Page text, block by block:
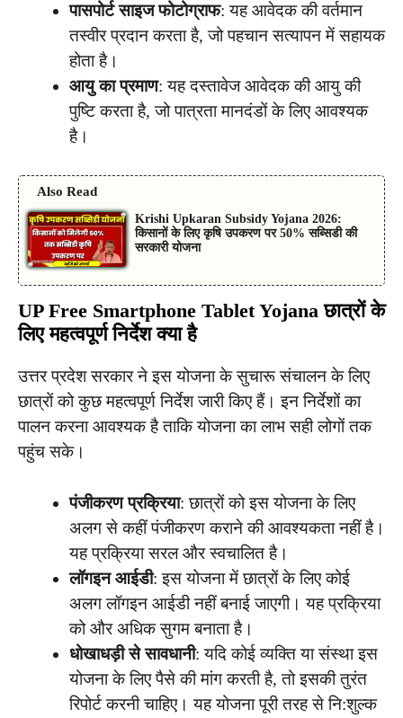
पासपोर्ट साइज फोटोग्राफ: यह आवेदक की वर्तमान
तस्वीर प्रदान करता है, जो पहचान सत्यापन में सहायक
होता है।
आयु का प्रमाण: यह दस्तावेज आवेदक की आयु की
पुष्टि करता है, जो पात्रता मानदंडों के लिए आवश्यक
है।
Also Read
Krishi Upkaran Subsidy Yojana 2026:
किसानों के लिए कृषि उपकरण पर 50% सब्सिडी की
सरकारी योजना
UP Free Smartphone Tablet Yojana छात्रों के
लिए महत्वपूर्ण निर्देश क्या है
उत्तर प्रदेश सरकार ने इस योजना के सुचारू संचालन के लिए
छात्रों को कुछ महत्वपूर्ण निर्देश जारी किए हैं। इन निर्देशों का
पालन करना आवश्यक है ताकि योजना का लाभ सही लोगों तक
पहुंच सके।
पंजीकरण प्रक्रिया: छात्रों को इस योजना के लिए
अलग से कहीं पंजीकरण कराने की आवश्यकता नहीं है।
यह प्रक्रिया सरल और स्वचालित है।
लॉगइन आईडी: इस योजना में छात्रों के लिए कोई
अलग लॉगइन आईडी नहीं बनाई जाएगी। यह प्रक्रिया
को और अधिक सुगम बनाता है।
धोखाधड़ी से सावधानी: यदि कोई व्यक्ति या संस्था इस
योजना के लिए पैसे की मांग करती है, तो इसकी तुरंत
रिपोर्ट करनी चाहिए। यह योजना पूरी तरह से नि:शुल्क